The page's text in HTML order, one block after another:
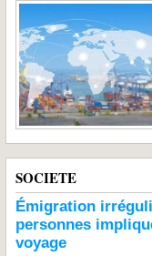
SOCIETE
Émigration
personnes
voyage